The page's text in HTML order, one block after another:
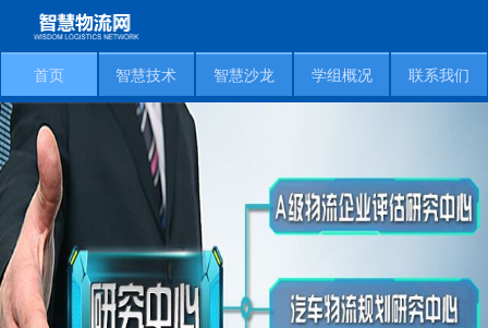
首页 智慧技术 智慧沙龙 学组概况 联系我们